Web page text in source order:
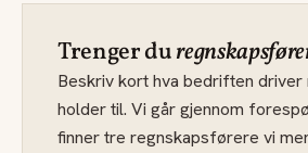
Trenger du
Beskriv kort hva bedriften driver
holder til. Vi går gjennom
finner tre regnskapsførere vi